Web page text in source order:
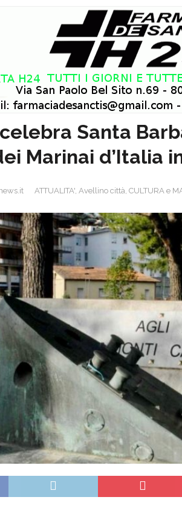
Santa
Marinai d’Italia
ATTUALITA', Avellino città, CULTURA e